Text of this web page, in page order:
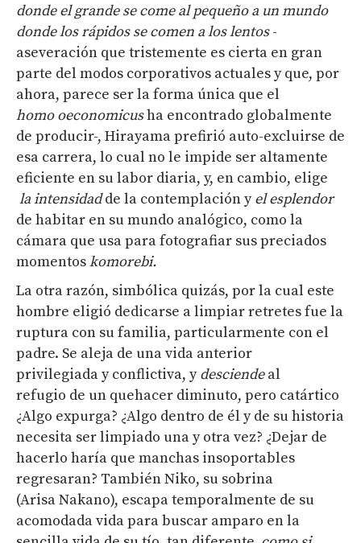
donde el grande se come al pequeño a un mundo
donde los rápidos se comen a los lentos-
aseveración que tristemente es cierta en gran
parte del modos corporativos actuales y que, por
ahora, parece ser la forma única que el
homo oeconomicusha encontrado globalmente
de producir-, Hirayama prefirió auto-excluirse de
esa carrera, lo cual no le impide ser altamente
eficiente en su labor diaria, y, en cambio, elige
la intensidadde la contemplación yel esplendor
de habitar en su mundo analógico, como la
cámara que usa para fotografiar sus preciados
momentoskomorebi.
La otra razón, simbólica quizás, por la cual este
hombre eligió dedicarse a limpiar retretes fue la
ruptura con su familia, particularmente con el
padre. Se aleja de una vida anterior
privilegiada y conflictiva, ydesciendeal
refugio de un quehacer diminuto, pero catártico
¿Algo expurga? ¿Algo dentro de él y de su historia
necesita ser limpiado una y otra vez? ¿Dejar de
hacerlo haría que manchas insoportables
regresaran? También Niko, su sobrina
(Arisa Nakano), escapa temporalmente de su
acomodada vida para buscar amparo en la